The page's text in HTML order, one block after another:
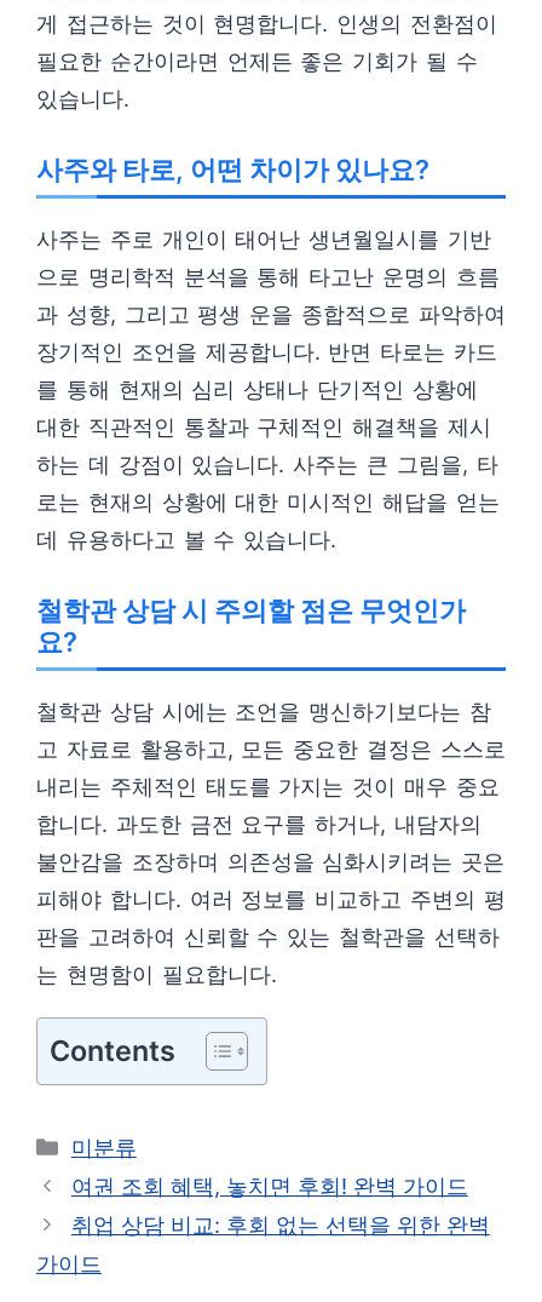
게 접근하는 것이 현명합니다. 인생의 전환점이
필요한 순간이라면 언제든 좋은 기회가 될 수
있습니다.
사주와 타로, 어떤 차이가 있나요?
사주는 주로 개인이 태어난 생년월일시를 기반
으로 명리학적 분석을 통해 타고난 운명의 흐름
과 성향, 그리고 평생 운을 종합적으로 파악하여
장기적인 조언을 제공합니다. 반면 타로는 카드
를 통해 현재의 심리 상태나 단기적인 상황에
대한 직관적인 통찰과 구체적인 해결책을 제시
하는 데 강점이 있습니다. 사주는 큰 그림을, 타
로는 현재의 상황에 대한 미시적인 해답을 얻는
데 유용하다고 볼 수 있습니다.
철학관 상담 시 주의할 점은 무엇인가
요?
철학관 상담 시에는 조언을 맹신하기보다는 참
고 자료로 활용하고, 모든 중요한 결정은 스스로
내리는 주체적인 태도를 가지는 것이 매우 중요
합니다. 과도한 금전 요구를 하거나, 내담자의
불안감을 조장하며 의존성을 심화시키려는 곳은
피해야 합니다. 여러 정보를 비교하고 주변의 평
판을 고려하여 신뢰할 수 있는 철학관을 선택하
는 현명함이 필요합니다.
Contents
카
테
리
미분류
여권 조회 혜택, 놓치면 후회! 완벽 가이드
취업 상담 비교: 후회 없는 선택을 위한 완벽
가이드